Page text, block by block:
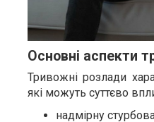
Основні аспекти
Тривожні розлади
які можуть суттєво
надмірну